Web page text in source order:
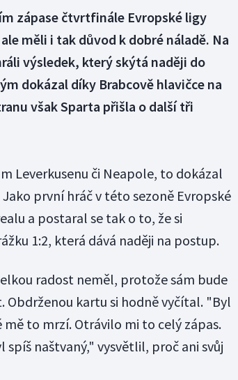
zápase čtvrtfinále Evropské ligy
měli i tak důvod k dobré náladě. Na
výsledek, který skýtá naději do
dokázal díky Brabcově hlavičce na
však Sparta přišla o další tři
Leverkusenu či Neapole, to dokázal
první hráč v této sezoně Evropské
a postaral se tak o to, že si
1:2, která dává naději na postup.
radost neměl, protože sám bude
kartu si hodně vyčítal. "Byl
to mrzí. Otrávilo mi to celý zápas.
spíš naštvaný," vysvětlil, proč ani svůj